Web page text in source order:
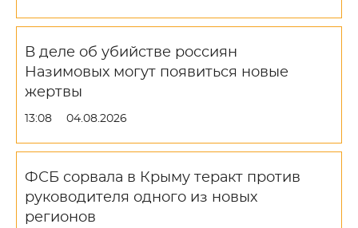
В деле об убийстве россиян
Назимовых могут появиться новые
жертвы
13:08 04.08.2026
ФСБ сорвала в Крыму теракт против
руководителя одного из новых
регионов